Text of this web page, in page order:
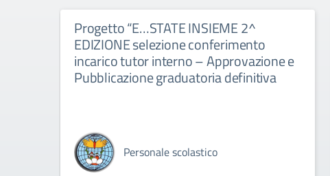
Progetto “E…STATE INSIEME 2^
EDIZIONE selezione conferimento
incarico tutor interno – Approvazione e
Pubblicazione graduatoria definitiva
Personale scolastico